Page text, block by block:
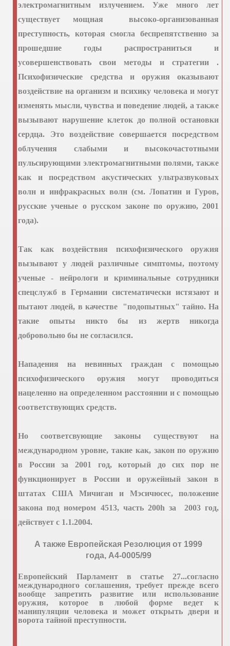
электромагнитным излучением. Уже много лет
существует мощная высоко-организованная
преступность, которая смогла беспрепятственно за
прошедшие годы распространиться и
усовершенствовать свои методы и стратегии .
Психофизические средства и оружия оказывают
воздействие на организм и психику человека и могут
изменять мысли, чувства и поведение людей, а также
вызывают нарушение клеток до полной остановки
сердца. Это воздействие совершается посредством
облучения слабыми и высокочастотными
пульсирующими электромагнитными полями, также
как и посредством акустических ультразвуковых
волн и инфракрасных волн (см. Лопатин и Гуров,
русские ученые о русском законе по оружию, 2001
года).
Так как воздействия психофизического оружия
вызывают у людей различные симптомы, поэтому
ученые - нейрологи и криминальные сотрудники
спецслужб в Германии систематически истязают и
пытают людей, в качестве "подопытных" тайно. На
такие опыты никто бы из жертв никогда
добровольно бы не согласился.
Нападения на невинных граждан с помощью
психофизического оружия могут проводиться
нацеленно на определенном расстоянии и с помощью
соответствующих средств.
Но соответсвующие законы существуют на
международном уровне, такие как, закон по оружию
в России за 2001 год, который до сих пор не
функционирует в России и оружейный закон в
штатах США Мичиган и Мэсичюсес, положение
закона под номером 4513, часть 200h за 2003 год,
действует с 1.1.2004.
А также Eвропейская Pезолюция от 1999
года, A4-0005/99
Европейский Парламент в статье 27...согласно
международного соглашения, требует прежде всего
вообще запретить развитие или использование
оружия, которое в любой форме ведет к
манипуляции человека и может открыть двери и
ворота тайной преступности.
семейные конфликты